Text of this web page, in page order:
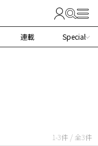
連載 Special
1-3件 / 全3件